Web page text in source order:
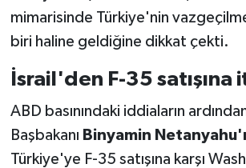
mimarisinde Türkiye'nin
biri haline geldiğine dikkat çekti.
İsrail'den F-35 satışına
ABD basınındaki iddiaların
Başbakanı Binyamin
Türkiye'ye F-35 satışına karşı